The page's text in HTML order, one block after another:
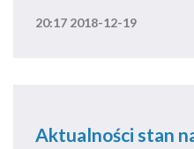
20:17 2018-12-19
Aktualności stan